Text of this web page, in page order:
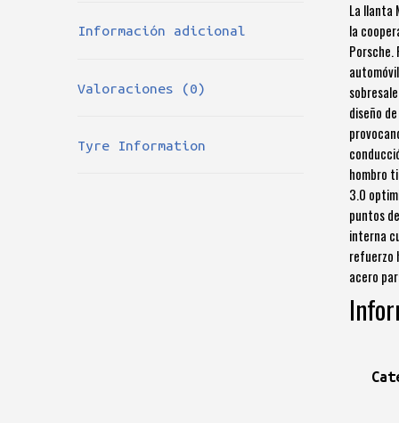
Información adicional
Valoraciones (0)
Tyre Information
La llanta
la
Porsche.
diseño
hombro
3.0
puntos
interna
refuerzo
acero